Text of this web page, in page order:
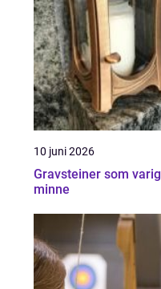
10 juni 2026
Gravsteiner som varig
minne